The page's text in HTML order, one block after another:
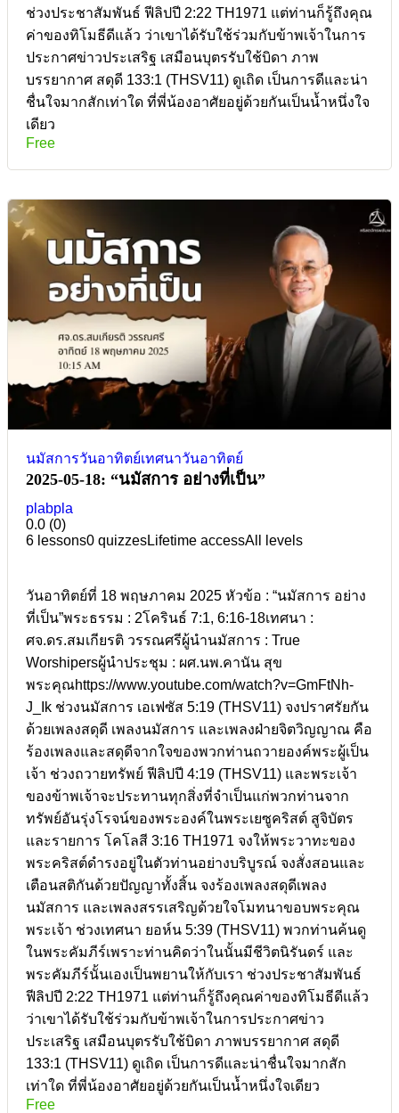
ช่วงประชาสัมพันธ์ ฟีลิปปี 2:22 TH1971 แต่ท่านก็รู้ถึงคุณ
ค่าของทิโมธีดีแล้ว ว่าเขาได้รับใช้ร่วมกับข้าพเจ้าในการ
ประกาศข่าวประเสริฐ เสมือนบุตรรับใช้บิดา ภาพ
บรรยากาศ สดุดี 133:1 (THSV11) ดูเถิด เป็นการดีและน่า
ชื่นใจมากสักเท่าใด ที่พี่น้องอาศัยอยู่ด้วยกันเป็นน้ำหนึ่งใจ
เดียว
Free
นมัสการวันอาทิตย์เทศนาวันอาทิตย์
2025-05-18: “นมัสการ อย่างที่เป็น”
plabpla
0.0 (0)
6 lessons0 quizzesLifetime accessAll levels
วันอาทิตย์ที่ 18 พฤษภาคม 2025 หัวข้อ : “นมัสการ อย่าง
ที่เป็น”พระธรรม : 2โครินธ์ 7:1, 6:16-18เทศนา :
ศจ.ดร.สมเกียรติ วรรณศรีผู้นำนมัสการ : True
Worshipersผู้นำประชุม : ผศ.นพ.คานัน สุข
พระคุณhttps://www.youtube.com/watch?v=GmFtNh-
J_Ik ช่วงนมัสการ เอเฟซัส 5:19 (THSV11) จงปราศรัยกัน
ด้วยเพลงสดุดี เพลงนมัสการ และเพลงฝ่ายจิตวิญญาณ คือ
ร้องเพลงและสดุดีจากใจของพวกท่านถวายองค์พระผู้เป็น
เจ้า ช่วงถวายทรัพย์ ฟีลิปปี 4:19 (THSV11) และพระเจ้า
ของข้าพเจ้าจะประทานทุกสิ่งที่จำเป็นแก่พวกท่านจาก
ทรัพย์อันรุ่งโรจน์ของพระองค์ในพระเยซูคริสต์ สูจิบัตร
และรายการ โคโลสี 3:16 TH1971 จงให้พระวาทะของ
พระคริสต์ดำรงอยู่ในตัวท่านอย่างบริบูรณ์ จงสั่งสอนและ
เตือนสติกันด้วยปัญญาทั้งสิ้น จงร้องเพลงสดุดีเพลง
นมัสการ และเพลงสรรเสริญด้วยใจโมทนาขอบพระคุณ
พระเจ้า ช่วงเทศนา ยอห์น 5:39 (THSV11) พวกท่านค้นดู
ในพระคัมภีร์เพราะท่านคิดว่าในนั้นมีชีวิตนิรันดร์ และ
พระคัมภีร์นั้นเองเป็นพยานให้กับเรา ช่วงประชาสัมพันธ์
ฟีลิปปี 2:22 TH1971 แต่ท่านก็รู้ถึงคุณค่าของทิโมธีดีแล้ว
ว่าเขาได้รับใช้ร่วมกับข้าพเจ้าในการประกาศข่าว
ประเสริฐ เสมือนบุตรรับใช้บิดา ภาพบรรยากาศ สดุดี
133:1 (THSV11) ดูเถิด เป็นการดีและน่าชื่นใจมากสัก
เท่าใด ที่พี่น้องอาศัยอยู่ด้วยกันเป็นน้ำหนึ่งใจเดียว
Free